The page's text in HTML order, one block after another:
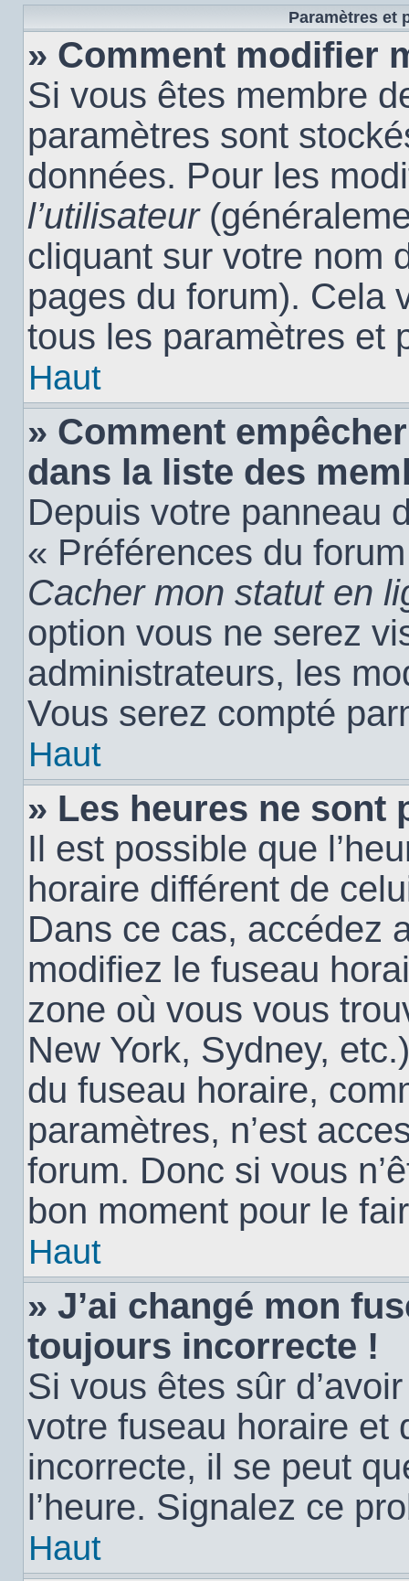
Paramètres et
» Comment modifier
Si vous êtes membre
paramètres sont
données. Pour les
l’utilisateur
cliquant sur votre nom
pages du forum). Cela
tous les paramètres et
Haut
» Comment
dans la liste des
Depuis votre panneau
« Préférences du
Cacher mon statut en
option vous ne serez
administrateurs, les
Vous serez compté
Haut
» Les heures ne sont
Il est possible que
horaire différent de
Dans ce cas, accédez
modifiez le fuseau
zone où vous vous
New York, Sydney,
du fuseau horaire,
paramètres, n’est
forum. Donc si vous
bon moment pour le
Haut
» J’ai changé mon
toujours incorrecte !
Si vous êtes sûr
votre fuseau horaire et
incorrecte, il se peut
l’heure. Signalez ce
Haut